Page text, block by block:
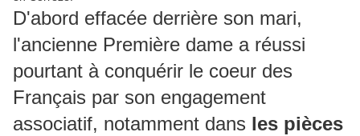
D'abord effacée derrière son mari,
l'ancienne Première dame a réussi
pourtant à conquérir le coeur des
Français par son engagement
associatif, notamment dans les pièces